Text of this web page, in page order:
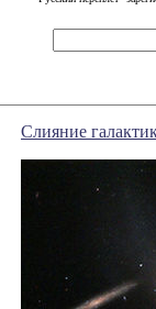
Слияние